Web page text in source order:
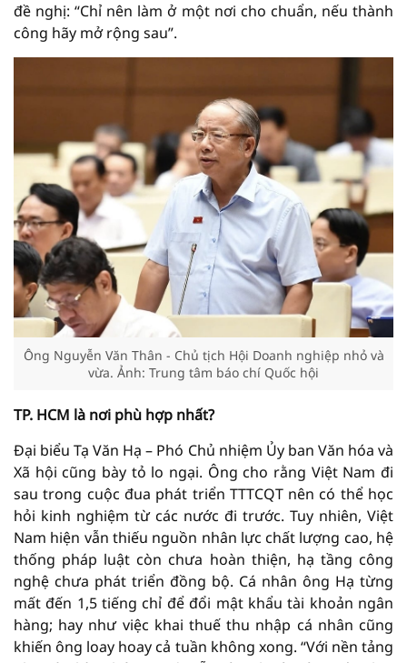
đề nghị: “Chỉ nên làm ở một nơi cho chuẩn, nếu thành
công hãy mở rộng sau”.
Ông Nguyễn Văn Thân - Chủ tịch Hội Doanh nghiệp nhỏ và
vừa. Ảnh: Trung tâm báo chí Quốc hội
TP. HCM là nơi phù hợp nhất?
Đại biểu Tạ Văn Hạ – Phó Chủ nhiệm Ủy ban Văn hóa và
Xã hội cũng bày tỏ lo ngại. Ông cho rằng Việt Nam đi
sau trong cuộc đua phát triển TTTCQT nên có thể học
hỏi kinh nghiệm từ các nước đi trước. Tuy nhiên, Việt
Nam hiện vẫn thiếu nguồn nhân lực chất lượng cao, hệ
thống pháp luật còn chưa hoàn thiện, hạ tầng công
nghệ chưa phát triển đồng bộ. Cá nhân ông Hạ từng
mất đến 1,5 tiếng chỉ để đổi mật khẩu tài khoản ngân
hàng; hay như việc khai thuế thu nhập cá nhân cũng
khiến ông loay hoay cả tuần không xong. “Với nền tảng